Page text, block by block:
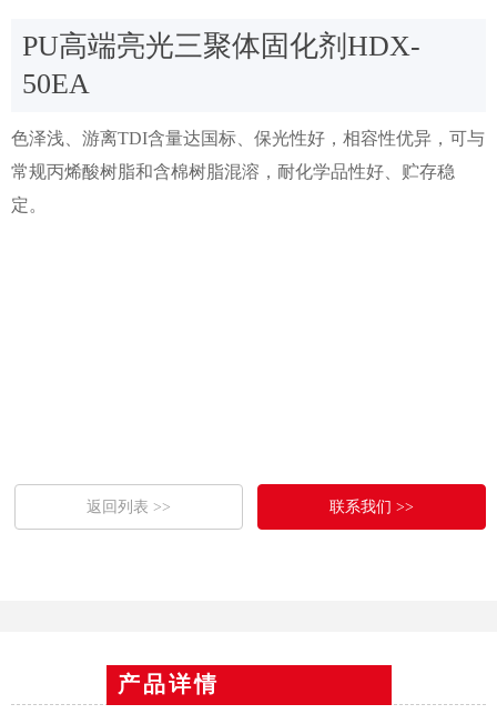
PU高端亮光三聚体固化剂HDX-
50EA
返回列表 >> 联系我们 >>
色泽浅、游离TDI含量达国标、保光性好，相容性优异，可与
常规丙烯酸树脂和含棉树脂混溶，耐化学品性好、贮存稳
定。
产品详情